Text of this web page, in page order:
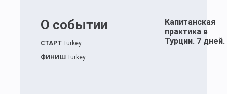
О событии
СТАРТ:Turkey
ФИНИШ :Turkey
Капитанская
практика в
Турции. 7 дней.